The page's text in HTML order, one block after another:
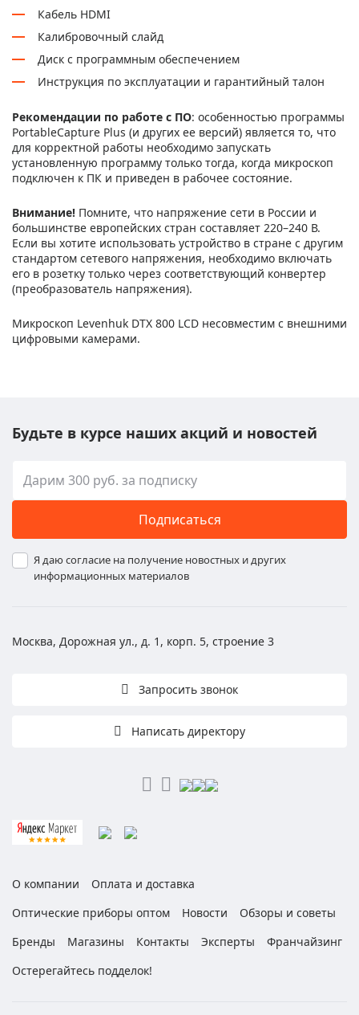
Кабель HDMI
Калибровочный слайд
Диск с программным обеспечением
Инструкция по эксплуатации и гарантийный талон
Рекомендации по работе с ПО: особенностью программы
PortableCapture Plus (и других ее версий) является то, что
для корректной работы необходимо запускать
установленную программу только тогда, когда микроскоп
подключен к ПК и приведен в рабочее состояние.
Внимание! Помните, что напряжение сети в России и
большинстве европейских стран составляет 220–240 В.
Если вы хотите использовать устройство в стране с другим
стандартом сетевого напряжения, необходимо включать
его в розетку только через соответствующий конвертер
(преобразователь напряжения).
Микроскоп Levenhuk DTX 800 LCD несовместим с внешними
цифровыми камерами.
Будьте в курсе наших акций и новостей
Подписаться
Я даю согласие на получение новостных и других
информационных материалов
Москва, Дорожная ул., д. 1, корп. 5, строение 3
Запросить звонок
Написать директору
О компании
Оплата и доставка
Оптические приборы оптом
Новости
Обзоры и советы
Бренды
Магазины Контакты Эксперты
Франчайзинг
Остерегайтесь подделок!